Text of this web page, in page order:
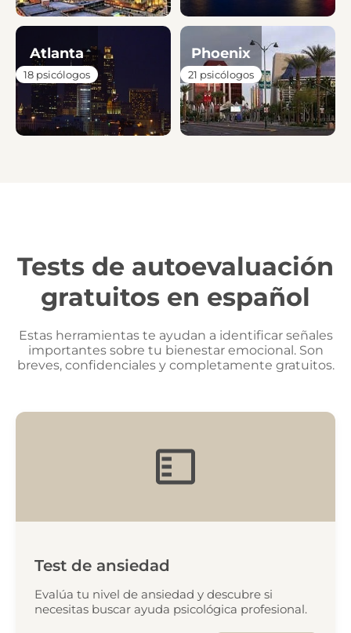
Atlanta
18 psicólogos
Phoenix
21 psicólogos
Tests de autoevaluación
gratuitos en español
Estas herramientas te ayudan a identificar señales
importantes sobre tu bienestar emocional. Son
breves, confidenciales y completamente gratuitos.
Test de ansiedad
Evalúa tu nivel de ansiedad y descubre si
necesitas buscar ayuda psicológica profesional.